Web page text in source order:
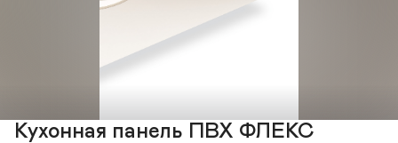
Кухонная панель ПВХ ФЛЕКС